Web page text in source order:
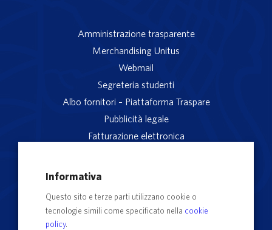
Amministrazione trasparente
Merchandising Unitus
Webmail
Segreteria studenti
Albo fornitori – Piattaforma Traspare
Pubblicità legale
Fatturazione elettronica
Servizio reclami
Informativa
Questo sito e terze parti utilizzano cookie o
tecnologie simili come specificato nella cookie
policy.